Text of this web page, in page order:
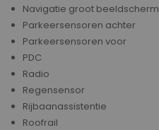
Navigatie groot beeldscherm
Parkeersensoren achter
Parkeersensoren voor
PDC
Radio
Regensensor
Rijbaanassistentie
Roofrail